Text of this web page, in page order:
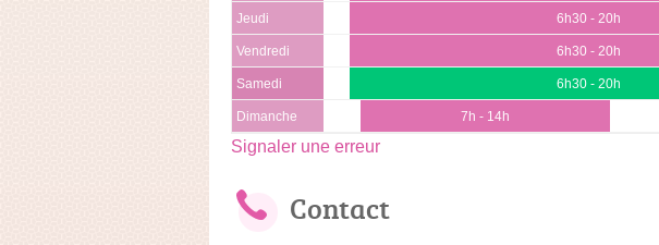
Jeudi 6h30 - 20h
Vendredi 6h30 - 20h
Samedi 6h30 - 20h
Dimanche 7h - 14h
Signaler une erreur
Contact